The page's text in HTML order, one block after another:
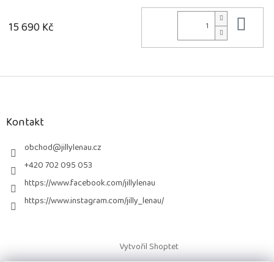
15 690 Kč
Z
Kontakt
obchod@jillylenau.cz
+420 702 095 053
https://www.facebook.com/jillylenau
https://www.instagram.com/jilly_lenau/
Vytvořil Shoptet